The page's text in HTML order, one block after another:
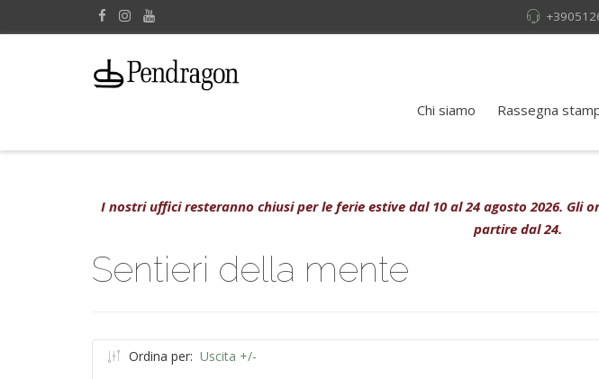
Chi siamo Rassegna
I nostri uffici resteranno chiusi per le ferie estive dal 10 al 24 agosto 2026. Gli
partire dal 24.
Sentieri della mente
Ordina per: Uscita +/-